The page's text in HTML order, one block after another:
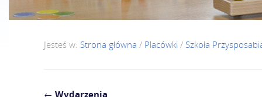
Jesteś w: Strona główna / Placówki / Szkoła
← Wydarzenia